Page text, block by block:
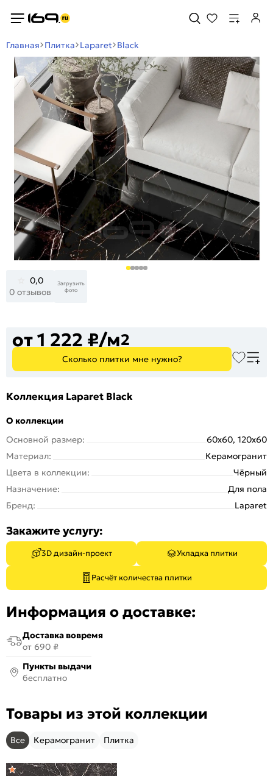
Главная Плитка Laparet Black
0,0
0 отзывов
Загрузить
фото
от 1 222 ₽/м2
Сколько плитки мне нужно?
Коллекция Laparet Black
О коллекции
Основной размер:
60x60, 120x60
Материал:
Керамогранит
Цвета в коллекции:
Чёрный
Назначение:
Для пола
Бренд:
Laparet
Закажите услугу:
3D дизайн-проект Укладка плитки
Расчёт количества плитки
Информация о доставке:
Доставка вовремя
от 690 ₽
Пункты выдачи
бесплатно
Товары из этой коллекции
Все Керамогранит Плитка